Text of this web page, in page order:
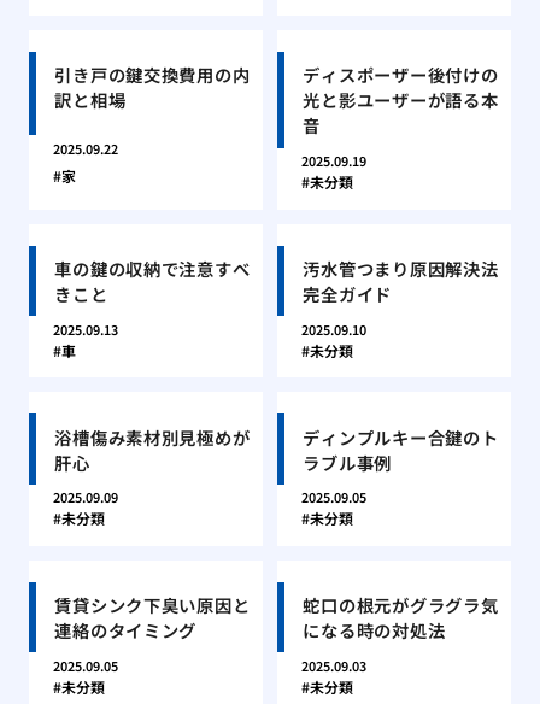
引き戸の鍵交換費用の内
訳と相場
2025.09.22
家
ディスポーザー後付けの
光と影ユーザーが語る本
音
2025.09.19
未分類
車の鍵の収納で注意すべ
きこと
2025.09.13
車
汚水管つまり原因解決法
完全ガイド
2025.09.10
未分類
浴槽傷み素材別見極めが
肝心
2025.09.09
未分類
ディンプルキー合鍵のト
ラブル事例
2025.09.05
未分類
賃貸シンク下臭い原因と
連絡のタイミング
2025.09.05
未分類
蛇口の根元がグラグラ気
になる時の対処法
2025.09.03
未分類